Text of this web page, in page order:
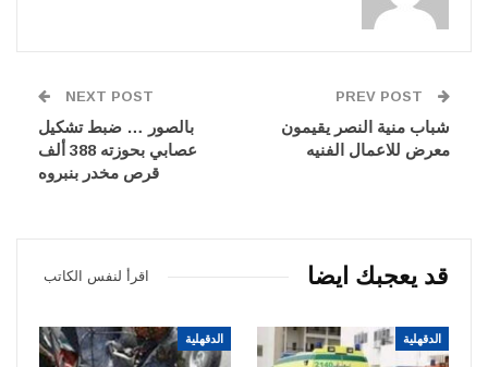
شباب منية النصر يقيمون
معرض للاعمال الفنيه
NEXT POST
بالصور … ضبط تشكيل
عصابي بحوزته 388 ألف
قرص مخدر بنبروه
قد يعجبك ايضا اقرأ لنفس الكاتب
الدقهلية الدقهلية